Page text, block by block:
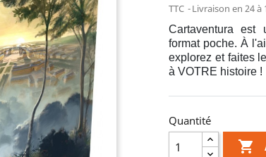
TTC Livraison en 24 à
Cartaventura est
format poche. À
explorez et faites
à VOTRE histoire !
Quantité
